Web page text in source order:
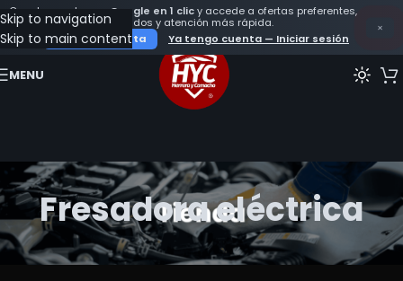
Crea tu cuenta con Google en 1 clicy accede a ofertas preferentes,
seguimiento de tus pedidos y atención más rápida.
Crear mi cuenta
Ya tengo cuenta — Iniciar sesión
×
Skip to navigation
Skip to main content
MENU
Fresadora eléctrica